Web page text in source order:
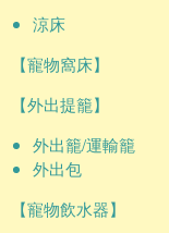
涼床
【寵物窩床】
【外出提籠】
外出籠/運輸籠
外出包
【寵物飲水器】